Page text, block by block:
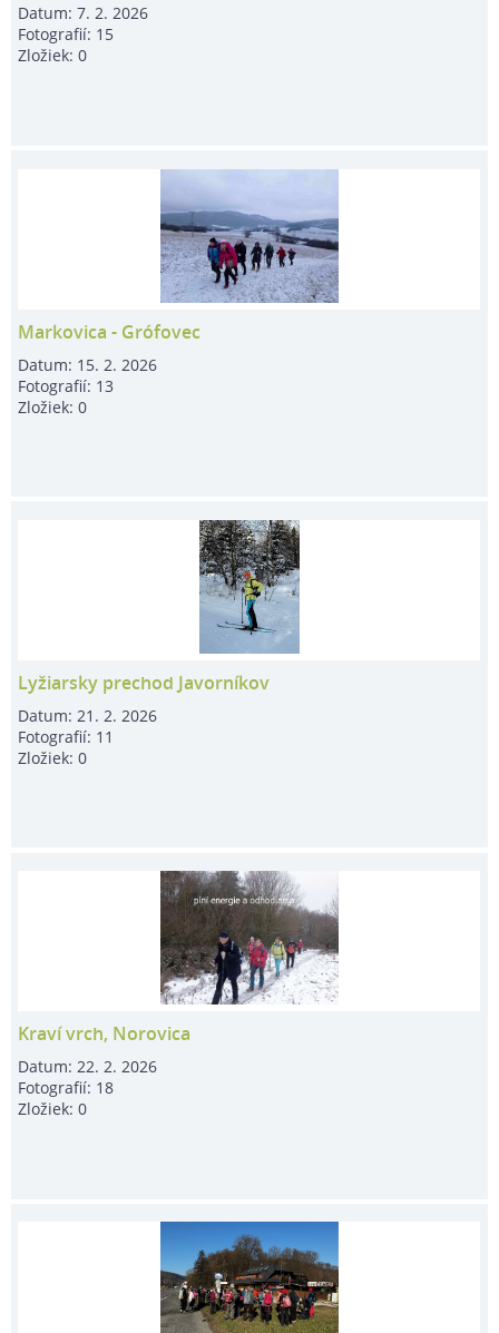
Datum:7. 2. 2026
Fotografií: 15
Zložiek:0
Markovica - Grófovec
Datum: 15. 2. 2026
Fotografií: 13
Zložiek:0
Lyžiarsky prechod Javorníkov
Datum: 21. 2. 2026
Fotografií: 11
Zložiek:0
Kraví vrch, Norovica
Datum:22. 2. 2026
Fotografií: 18
Zložiek:0